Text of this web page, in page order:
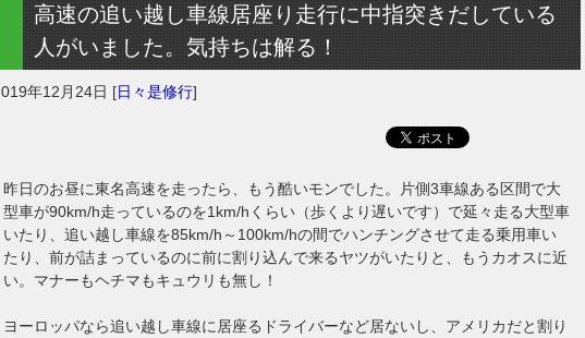
高速の追い越し車線居座り走行に中指突きだしている
人がいました。気持ちは解る！
年12月24日 [日々是修行]
昨日のお昼に東名高速を走ったら、もう酷いモンでした。片側3車線ある区間で大
型車が90km/h走っているのを1km/hくらい（歩くより遅いです）で延々走る大型車
いたり、追い越し車線を85km/h～100km/hの間でハンチングさせて走る乗用車い
たり、前が詰まっているのに前に割り込んで来るヤツがいたりと、もうカオスに近
い。マナーもヘチマもキュウリも無し！
ヨーロッパなら追い越し車線に居座るドライバーなど居ないし、アメリカだと割り